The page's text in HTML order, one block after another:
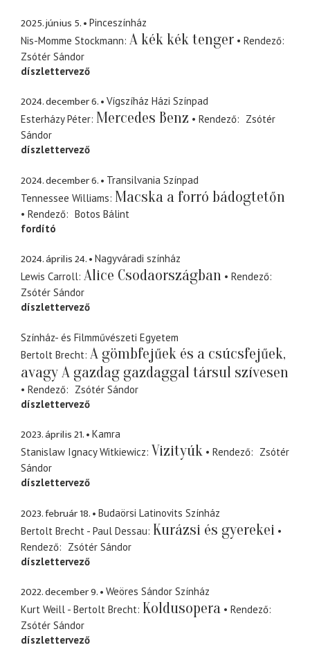
2025. június 5.
Pinceszínház
Nis-Momme Stockmann A kék kék tenger
Rendező
Zsótér Sándor
díszlettervező
2024. december 6.
Vígszíház Házi Színpad
Esterházy Péter Mercedes Benz Rendező
Zsótér
Sándor
díszlettervező
2024. december 6.
Transilvania Színpad
Tennessee Williams Macska a forró bádogtetőn
Rendező
Botos Bálint
fordító
2024. április 24.
Nagyváradi színház
Lewis Carroll Alice Csodaországban
Rendező
Zsótér Sándor
díszlettervező
Színház- és Filmművészeti Egyetem
Bertolt Brecht A gömbfejűek és a csúcsfejűek,
avagy A gazdag gazdaggal társul szívesen
Rendező
Zsótér Sándor
díszlettervező
2023. április 21.
Kamra
Stanislaw Ignacy Witkiewicz Vizityúk Rendező
Zsótér
Sándor
díszlettervező
2023. február 18.
Budaörsi Latinovits Színház
Bertolt Brecht - Paul Dessau Kurázsi és gyerekei
Rendező
Zsótér Sándor
díszlettervező
2022. december 9.
Weöres Sándor Színház
Kurt Weill - Bertolt Brecht Koldusopera
Rendező
Zsótér Sándor
díszlettervező